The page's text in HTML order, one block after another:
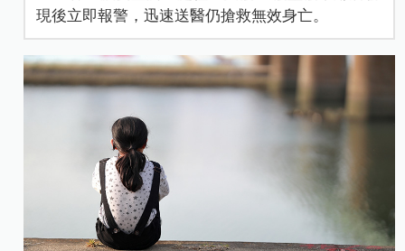
現後立即報警，迅速送醫仍搶救無效身亡。